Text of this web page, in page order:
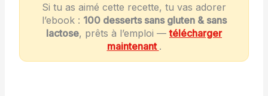
Si tu as aimé cette recette, tu vas adorer
l’ebook : 100 desserts sans gluten & sans
lactose, prêts à l’emploi —télécharger
maintenant .